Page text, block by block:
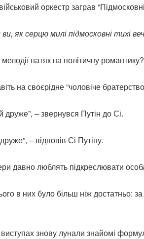
оркестр заграв
ви, як серцю милі підмосковні тихі
натяк на політичну романтику?
на своєрідне “чоловіче
друже”, – звернувся Путін до Сі.
– відповів Сі Путіну.
давно люблять підкреслювати
в них було більш ніж достатньо:
знову лунали знайомі